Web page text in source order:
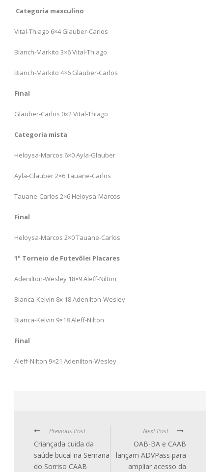
Categoria masculino
Vital-Thiago 6×4 Glauber-Carlos
Bianch-Markito 3×6 Vital-Thiago
Bianch-Markito 4×6 Glauber-Carlos
Final
Glauber-Carlos 0x2 Vital-Thiago
Categoria mista
Heloysa-Marcos 6×0 Ayla-Glauber
Ayla-Glauber 2×6 Tauane-Carlos
Tauane-Carlos 2×6 Heloysa-Marcos
Final
Heloysa-Marcos 2×0 Tauane-Carlos
1º Torneio de Futevôlei Placares
Adenilton-Wesley 18×9 Aleff-Nilton
Bianca-Kelvin 8x 18 Adenilton-Wesley
Bianca-Kelvin 9×18 Aleff-Nilton
Final
Aleff-Nilton 9×21 Adenilton-Wesley
Previous Post
Criançada cuida da
saúde bucal na Semana
do Sorriso CAAB
Next Post
OAB-BA e CAAB
lançam ADVPass para
ampliar acesso da